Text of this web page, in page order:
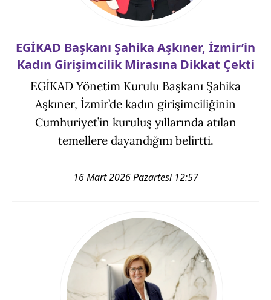
EGİKAD Başkanı Şahika Aşkıner, İzmir’in
Kadın Girişimcilik Mirasına Dikkat Çekti
EGİKAD Yönetim Kurulu Başkanı Şahika
Aşkıner, İzmir’de kadın girişimciliğinin
Cumhuriyet’in kuruluş yıllarında atılan
temellere dayandığını belirtti.
16 Mart 2026 Pazartesi 12:57